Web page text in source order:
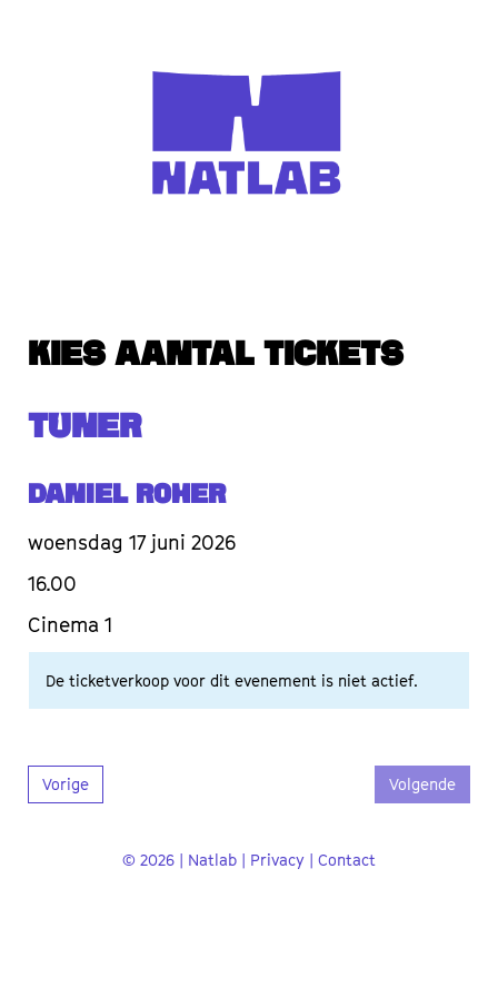
KIES AANTAL TICKETS
TUNER
Daniel Roher
woensdag 17 juni 2026
16.00
Cinema 1
De ticketverkoop voor dit evenement is niet actief.
Vorige Volgende
© 2026 | Natlab | Privacy | Contact